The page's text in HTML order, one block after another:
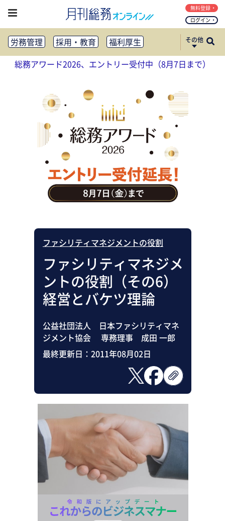
ログイン
無料登録
労務管理 採用・教育
福利厚生
健康経営
働き方改革
法務・コンプライアンス
リスクマネジメント・BCP
社外・社内広報
社外・社内コミュニケーション活性化
FM・オフィス移転
CSR・SDGs
テクノロジー活用・DX
助成金・補助金・コスト削減
アウトソーシング・BPO
調査・レポート
その他
総務アワード2026、エントリー受付中（8月7日まで）
ファシリティマネジメントの役割
ファシリティマネジメ
ントの役割（その6）
経営とバケツ理論
公益社団法人 日本ファシリティマネ
ジメント協会 専務理事 成田 一郎
最終更新日： 2011年08月02日